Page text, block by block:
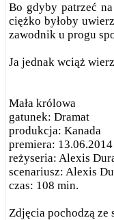
Bo gdyby patrzeć
ciężko byłoby
zawodnik u progu
Ja jednak wciąż
Mała królowa
gatunek: Dramat
produkcja: Kanada
premiera:
reżyseria: Alexis
scenariusz: Alexis
czas: 108 min.
Zdjęcia pochodzą